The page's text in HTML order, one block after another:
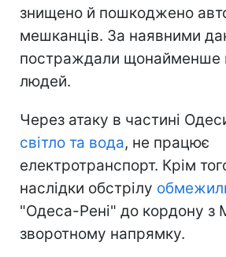
знищено й пошкоджено
мешканців. За наявними
постраждали щонайменше
людей.
Через атаку в частині
світло та вода, не працює
електротранспорт. Крім
наслідки обстрілу
"Одеса-Рені" до кордону з
зворотному напрямку.